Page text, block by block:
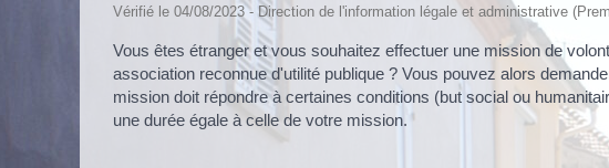
Vérifié le 04/08/2023 - Direction de l'information légale et administrative
Vous êtes étranger et vous souhaitez effectuer une mission de
association reconnue d'utilité publique ? Vous pouvez alors
mission doit répondre à certaines conditions (but social ou
une durée égale à celle de votre mission.